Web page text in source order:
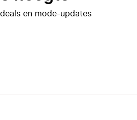
en mode-updates